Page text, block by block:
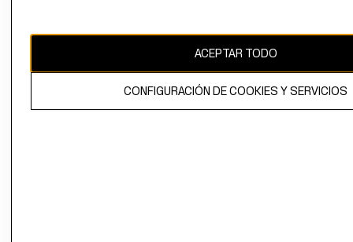
CAMBIAR REGIÓN
ACEPTAR TODO
CONFIGURACIÓN DE COOKIES Y SERVICIOS